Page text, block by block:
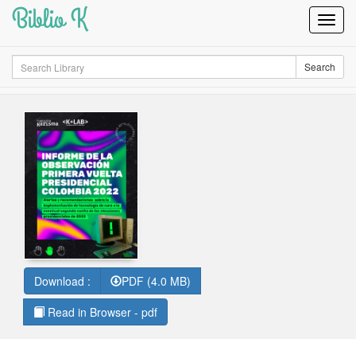
Biblio K
Search Search
Download :
PDF (4.0 MB)
Read in Browser - pdf